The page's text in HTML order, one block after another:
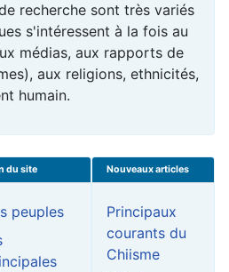
recherche sont très variés
s'intéressent à la fois au
médias, aux rapports de
aux religions, ethnicités,
humain.
du site
peuples
Nouveaux articles
Principaux
courants du
Chiisme